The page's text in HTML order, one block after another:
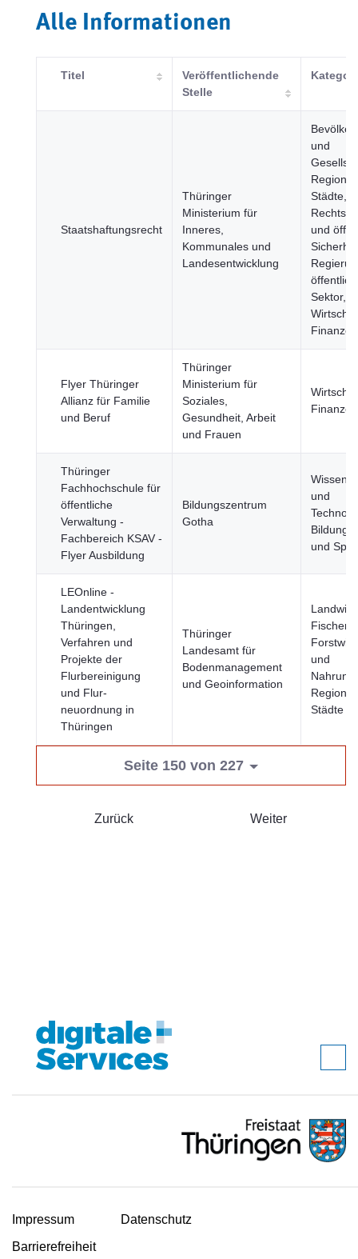
Alle Informationen
Titel
Veröffentlichende
Stelle
Staatshaftungsrecht
Thüringer
Ministerium für
Inneres,
Kommunales und
Landesentwicklung
und
Städte,
und
Sektor,
Finanzen
Flyer Thüringer
Allianz für Familie
und Beruf
Thüringer
Ministerium für
Soziales,
Gesundheit, Arbeit
und Frauen
Finanzen
Thüringer
Fachhochschule für
öffentliche
Verwaltung -
Fachbereich KSAV -
Flyer Ausbildung
Bildungszentrum
Gotha
und
Bildung,
und
LEOnline -
Landentwicklung
Thüringen,
Verfahren und
Projekte der
Flurbereinigung
und Flur­
neuordnung in
Thüringen
Thüringer
Landesamt für
Bodenmanagement
und Geoinformation
und
Städte
Seite 150 von 227
Zurück Weiter
Impressum
Datenschutz
Barrierefreiheit